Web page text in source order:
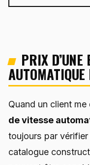
PRIX D’UNE
AUTOMATIQUE
Quand un client me
de vitesse
toujours par
catalogue